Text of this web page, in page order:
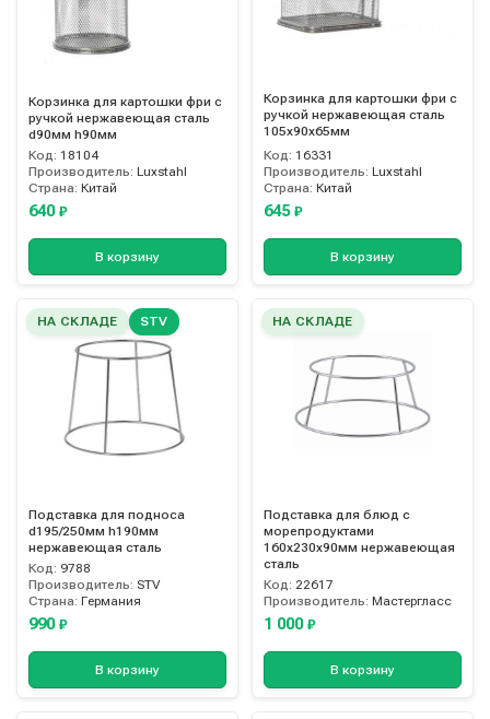
Корзинка для картошки фри с
ручкой нержавеющая сталь
d90мм h90мм
Код: 18104
Производитель: Luxstahl
Страна: Китай
640 ₽
В корзину
Корзинка для картошки фри с
ручкой нержавеющая сталь
105х90х65мм
Код: 16331
Производитель: Luxstahl
Страна: Китай
645 ₽
В корзину
НА СКЛАДЕ STV
Подставка для подноса
d195/250мм h190мм
нержавеющая сталь
Код: 9788
Производитель: STV
Страна: Германия
990 ₽
В корзину
НА СКЛАДЕ
Подставка для блюд с
морепродуктами
160х230х90мм нержавеющая
сталь
Код: 22617
Производитель: Мастергласс
1 000 ₽
В корзину